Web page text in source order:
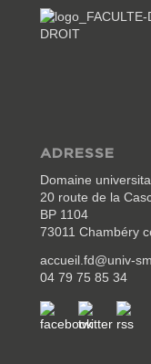
ADRESSE
Domaine
20 route de la
BP 1104
73011 Chambéry
accueil.fd@univ-
04 79 75 85 34